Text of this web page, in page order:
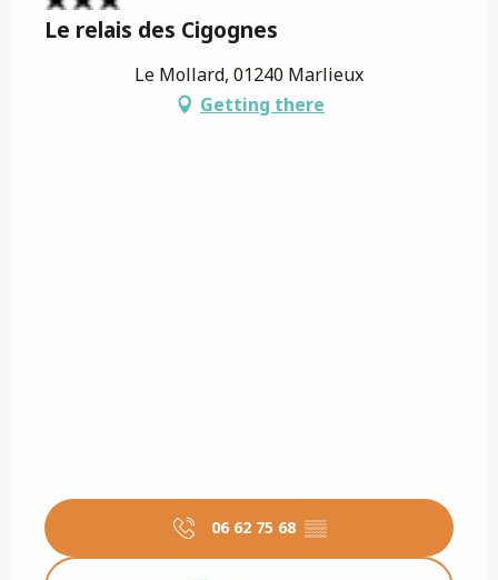
Le relais des Cigognes
Le Mollard, 01240 Marlieux
Getting there
06 62 75 68 ▒▒